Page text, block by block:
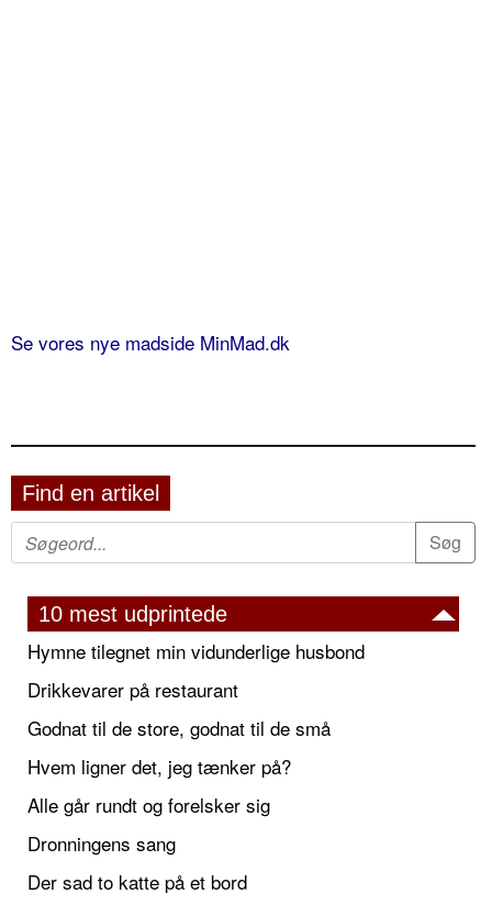
Se vores nye madside MinMad.dk
Find en artikel
10 mest udprintede
Hymne tilegnet min vidunderlige husbond
Drikkevarer på restaurant
Godnat til de store, godnat til de små
Hvem ligner det, jeg tænker på?
Alle går rundt og forelsker sig
Dronningens sang
Der sad to katte på et bord